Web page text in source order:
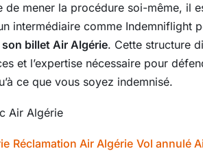
de mener la procédure soi-même, il
intermédiaire comme Indemniflight
billet Air Algérie. Cette structure
et l’expertise nécessaire pour
ce que vous soyez indemnisé.
Air Algérie
Réclamation Air Algérie Vol annulé